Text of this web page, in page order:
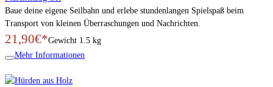
Baue deine eigene Seilbahn und erlebe stundenlangen Spielspaß beim
Transport von kleinen Überraschungen und Nachrichten.
21,90€*Gewicht 1.5 kg
Mehr Informationen